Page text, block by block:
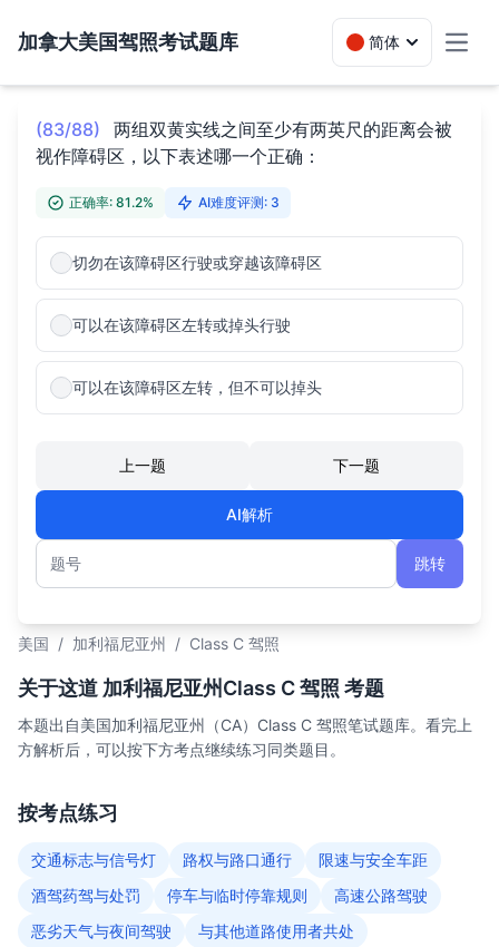
加拿大美国驾照考试题库 简体
(83/88)
两组双黄实线之间至少有两英尺的距离会被
视作障碍区，以下表述哪一个正确：
正确率: 81.2% AI难度评测: 3
切勿在该障碍区行驶或穿越该障碍区
可以在该障碍区左转或掉头行驶
可以在该障碍区左转，但不可以掉头
上一题 下一题
AI解析
题号
跳转
美国 / 加利福尼亚州 / Class C 驾照
关于这道 加利福尼亚州Class C 驾照 考题
本题出自美国加利福尼亚州（CA）Class C 驾照笔试题库。看完上
方解析后，可以按下方考点继续练习同类题目。
按考点练习
交通标志与信号灯 路权与路口通行
限速与安全车距
酒驾药驾与处罚
停车与临时停靠规则
高速公路驾驶
恶劣天气与夜间驾驶
与其他道路使用者共处